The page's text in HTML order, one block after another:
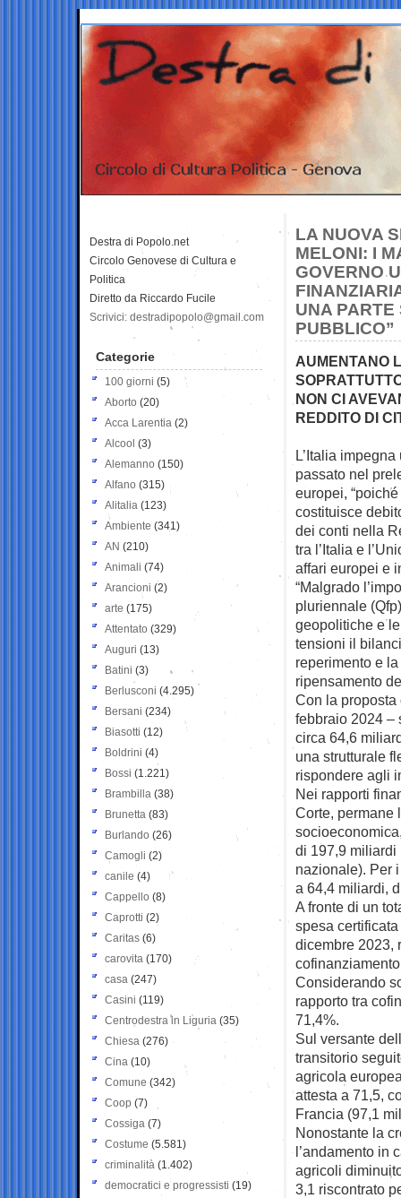
LA NUOVA
MELONI: I
GOVERNO
UNA PARTE
PUBBLICO”
AUMENTANO
NON CI
REDDITO DI
L’Italia
passato nel
europei,
costituisce
dei conti nella
tra l’Italia e
affari europei e
“Malgrado
pluriennale
geopolitiche e
tensioni il
reperimento e
ripensamento
Con la
febbraio 2024 –
circa 64,6
una strutturale
rispondere agli
Nei rapporti
Corte, permane
di 197,9 miliardi
nazionale). Per
a 64,4 miliardi,
A fronte di un
spesa
dicembre 2023,
Considerando
rapporto tra
71,4%.
Sul versante
transitorio
agricola
attesta a 71,5,
Francia (97,1
Nonostante la
l’andamento in
agricoli
3,1 riscontrato
Destra di Popolo.net
Circolo Genovese di Cultura e
Politica
Diretto da Riccardo Fucile
Scrivici: destradipopolo@gmail.com
Categorie
100 giorni (5)
Aborto (20)
Acca Larentia (2)
Alcool (3)
Alemanno (150)
Alfano (315)
Alitalia (123)
Ambiente (341)
AN (210)
Animali (74)
Arancioni (2)
arte (175)
Attentato (329)
Auguri (13)
Batini (3)
Berlusconi (4.295)
Bersani (234)
Biasotti (12)
Boldrini (4)
Bossi (1.221)
Brambilla (38)
Brunetta (83)
Burlando (26)
Camogli (2)
canile (4)
Cappello (8)
Caprotti (2)
Caritas (6)
carovita (170)
casa (247)
Casini (119)
Centrodestra in Liguria (35)
Chiesa (276)
Cina (10)
Comune (342)
Coop (7)
Cossiga (7)
Costume (5.581)
criminalità (1.402)
democratici e progressisti (19)